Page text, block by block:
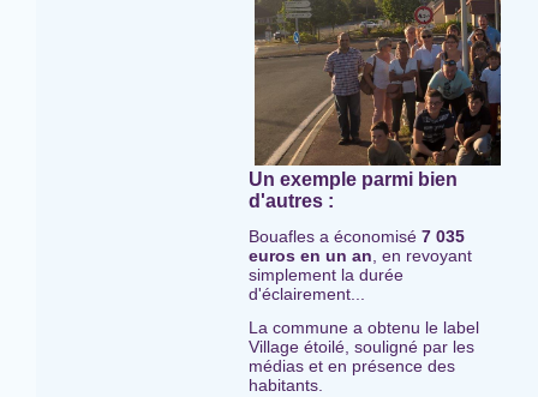
Un exemple parmi bien
d'autres :
Bouafles a économisé 7 035
euros en un an, en revoyant
simplement la durée
d'éclairement...
La commune a obtenu le label
Village étoilé, souligné par les
médias et en présence des
habitants.